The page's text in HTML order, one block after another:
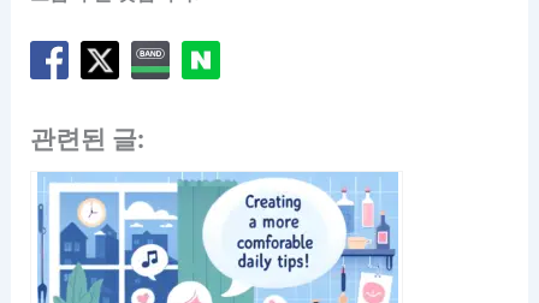
관련된 글: